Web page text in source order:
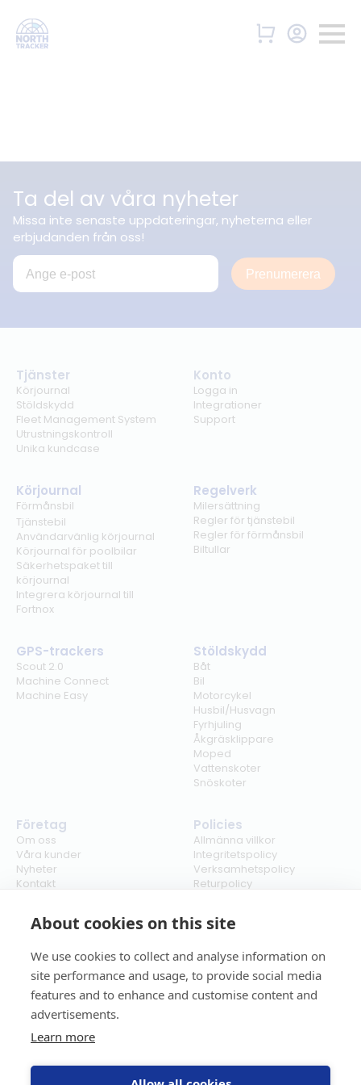
About cookies on this site
We use cookies to collect and analyse information on
site performance and usage, to provide social media
features and to enhance and customise content and
advertisements.
Learn more
Ta del av våra nyheter
Missa inte senaste uppdateringar, nyheterna eller
erbjudanden från oss!
Prenumerera
Tjänster
Körjournal
Stöldskydd
Fleet Management System
Utrustningskontroll
Unika kundcase
Konto
Logga in
Integrationer
Support
Körjournal
Förmånsbil
Tjänstebil
Användarvänlig körjournal
Körjournal för poolbilar
Säkerhetspaket till
körjournal
Integrera körjournal till
Fortnox
Regelverk
Milersättning
Regler för tjänstebil
Regler för förmånsbil
Biltullar
GPS-trackers
Scout 2.0
Machine Connect
Machine Easy
Stöldskydd
Båt
Bil
Motorcykel
Husbil/Husvagn
Fyrhjuling
Åkgräsklippare
Moped
Vattenskoter
Snöskoter
Företag
Om oss
Våra kunder
Nyheter
Kontakt
Policies
Allmänna villkor
Integritetspolicy
Verksamhetspolicy
Returpolicy
Cookies